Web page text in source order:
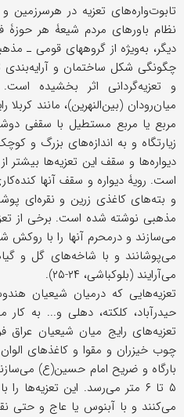
تابوت‌واره‌های تعزیه در
نظام باورهای مردم شیعۀ هر حوزۀ
دیگر، به‌ویژه از گروههای قومی ـ
چگونگی شکل ساختمان و آرایه‌بندی
و تعزیه‌گردانی اثر بخشیده
میان‌رودان (بین‌النهرین)، مانند
مربع یا مربع مستطیل با سقفی
زیارتگاه و به اندازه‌های بزرگ و
دیواره‌ها و سقف این تعزیه‌ها بیشتر
است. رویۀ دیواره و سقف آنها
و بته‌های کاغذی زرین و نقره‌ای
مذهبی نوشته شده است. برخی از
می‌سازند و درمحرم آنها را با روکش
می‌پوشانند و با شاخه‌های گل و
می‌آرایند (بلوکباشی، ۲۴-۲۵).
تعزیه‌هایی که درمیان شیعیان
حیدرآباد، کلکته، دهلی و... به
تعزیه‌های رایج میان شیعیان عراق
چوب خیزران و مقوا و کاغذهای
بارگاه و ضریح امام حسین(ع)
۵ تا ۶ متر می‌رسد. این
می‌کنند و با آبنوس یا عاج و حتى